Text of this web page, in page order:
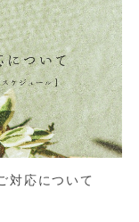
対応について